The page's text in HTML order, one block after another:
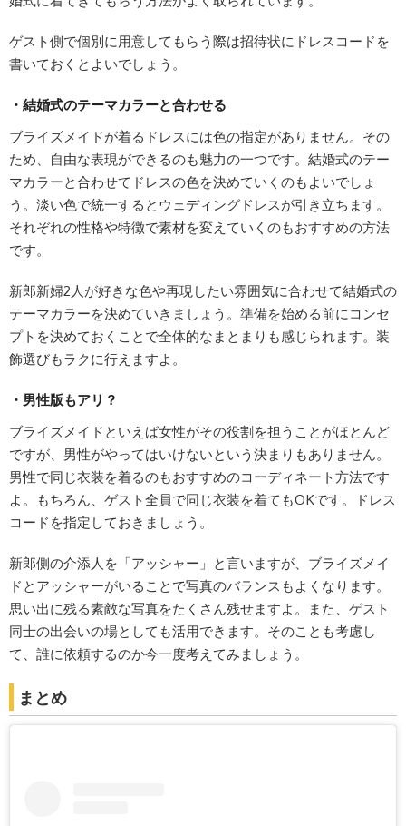
ゲスト側で個別に用意してもらう際は招待状にドレスコードを
書いておくとよいでしょう。
・結婚式のテーマカラーと合わせる
ブライズメイドが着るドレスには色の指定がありません。その
ため、自由な表現ができるのも魅力の一つです。結婚式のテー
マカラーと合わせてドレスの色を決めていくのもよいでしょ
う。淡い色で統一するとウェディングドレスが引き立ちます。
それぞれの性格や特徴で素材を変えていくのもおすすめの方法
です。
新郎新婦2人が好きな色や再現したい雰囲気に合わせて結婚式の
テーマカラーを決めていきましょう。準備を始める前にコンセ
プトを決めておくことで全体的なまとまりも感じられます。装
飾選びもラクに行えますよ。
・男性版もアリ？
ブライズメイドといえば女性がその役割を担うことがほとんど
ですが、男性がやってはいけないという決まりもありません。
男性で同じ衣装を着るのもおすすめのコーディネート方法です
よ。もちろん、ゲスト全員で同じ衣装を着てもOKです。ドレス
コードを指定しておきましょう。
新郎側の介添人を「アッシャー」と言いますが、ブライズメイ
ドとアッシャーがいることで写真のバランスもよくなります。
思い出に残る素敵な写真をたくさん残せますよ。また、ゲスト
同士の出会いの場としても活用できます。そのことも考慮し
て、誰に依頼するのか今一度考えてみましょう。
まとめ